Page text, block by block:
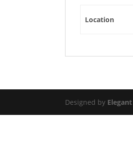
Location
Designed by